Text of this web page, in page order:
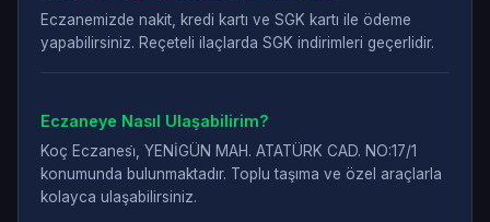
Eczanemizde nakit, kredi kartı ve SGK kartı ile ödeme
yapabilirsiniz. Reçeteli ilaçlarda SGK indirimleri geçerlidir.
Eczaneye Nasıl Ulaşabilirim?
Koç Eczanesi̇, YENİGÜN MAH. ATATÜRK CAD. NO:17/1
konumunda bulunmaktadır. Toplu taşıma ve özel araçlarla
kolayca ulaşabilirsiniz.